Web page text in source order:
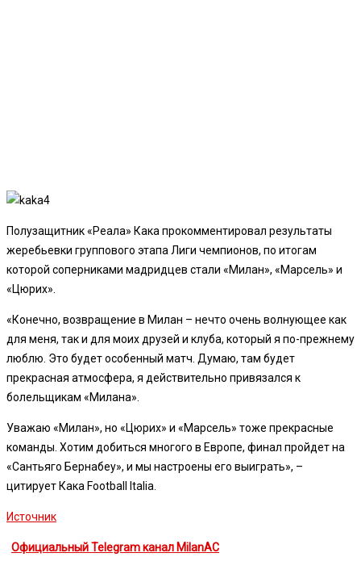
Полузащитник «Реала» Кака прокомментировал результаты
жеребьевки группового этапа Лиги чемпионов, по итогам
которой соперниками мадридцев стали «Милан», «Марсель» и
«Цюрих».
«Конечно, возвращение в Милан – нечто очень волнующее как
для меня, так и для моих друзей и клуба, который я по-прежнему
люблю. Это будет особенный матч. Думаю, там будет
прекрасная атмосфера, я действительно привязался к
болельщикам «Милана».
Уважаю «Милан», но «Цюрих» и «Марсель» тоже прекрасные
команды. Хотим добиться многого в Европе, финал пройдет на
«Сантьяго Бернабеу», и мы настроены его выиграть», –
цитирует Кака Football Italia.
Источник
Официальный Telegram канал MilanAC